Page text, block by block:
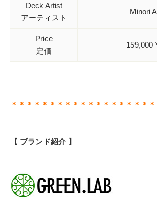
Deck Artist
アーティスト
Minori
Price
定価
159,000
＊＊＊＊＊＊＊＊＊＊＊＊＊＊＊＊＊＊＊
【 ブランド紹介 】